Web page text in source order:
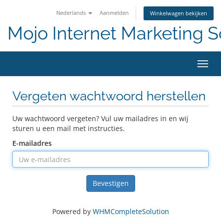
Nederlands Aanmelden Winkelwagen bekijken
Mojo Internet Marketing
Vergeten wachtwoord herstellen
Uw wachtwoord vergeten? Vul uw mailadres in en wij
sturen u een mail met instructies.
E-mailadres
Bevestigen
Powered by WHMCompleteSolution